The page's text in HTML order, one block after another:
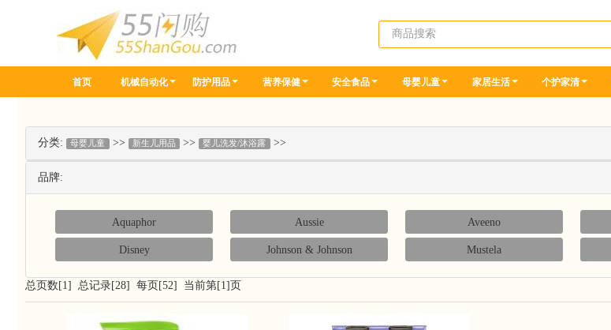
首页 机械自动化 防护用品 营养保健 安全食品 母婴儿童 家居生活 个护家清
分类: 母婴儿童 >> 新生儿用品 >> 婴儿洗发/沐浴露 >>
品牌:
Aquaphor Aussie Aveeno
Disney Johnson & Johnson Mustela
总页数[1] 总记录[28] 每页[52] 当前第[1]页